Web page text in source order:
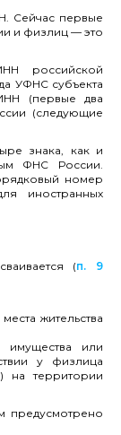
Сейчас первые
и физлиц — это
российской
УФНС субъекта
(первые два
(следующие
знака, как и
ФНС России.
номер
иностранных
(п. 9
жительства
имущества или
у физлица
на территории
предусмотрено